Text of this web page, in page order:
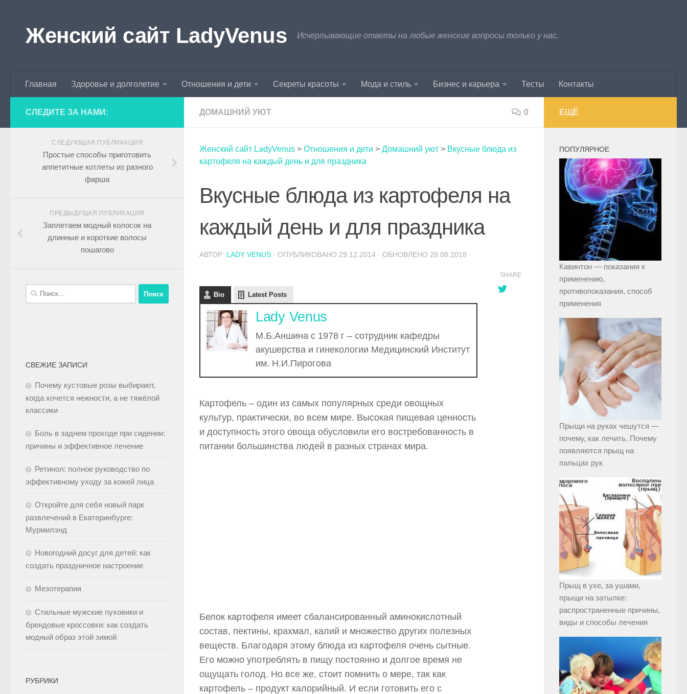
Женский сайт LadyVenus Исчерпывающие ответы на любые женские вопросы только у нас.
Главная Здоровье и долголетие Отношения и дети Секреты красоты Мода и стиль Бизнес и карьера Тесты Контакты
ДОМАШНИЙ УЮТ 0
Женский сайт LadyVenus > Отношения и дети > Домашний уют > Вкусные блюда из
картофеля на каждый день и для праздника
Вкусные блюда из картофеля на
каждый день и для праздника
АВТОР: LADY VENUS · ОПУБЛИКОВАНО 29.12.2014 · ОБНОВЛЕНО 28.08.2018
Bio Latest Posts
Lady Venus
М.Б.Аншина с 1978 г – сотрудник кафедры
акушерства и гинекологии Медицинский Институт
им. Н.И.Пирогова
Картофель – один из самых популярных среди овощных
культур, практически, во всем мире. Высокая пищевая ценность
и доступность этого овоща обусловили его востребованность в
питании большинства людей в разных странах мира.
Белок картофеля имеет сбалансированный аминокислотный
состав, пектины, крахмал, калий и множество других полезных
веществ. Благодаря этому блюда из картофеля очень сытные.
Его можно употреблять в пищу постоянно и долгое время не
ощущать голод. Но все же, стоит помнить о мере, так как
картофель – продукт калорийный. И если готовить его с
SHARE
СЛЕДИТЕ ЗА НАМИ:
СЛЕДУЮЩАЯ ПУБЛИКАЦИЯ
Простые способы приготовить
аппетитные котлеты из разного
фарша
ПРЕДЫДУЩАЯ ПУБЛИКАЦИЯ
Заплетаем модный колосок на
длинные и короткие волосы
пошагово
СВЕЖИЕ ЗАПИСИ
Почему кустовые розы выбирают,
когда хочется нежности, а не тяжёлой
классики
Боль в заднем проходе при сидении:
причины и эффективное лечение
Ретинол: полное руководство по
эффективному уходу за кожей лица
Откройте для себя новый парк
развлечений в Екатеринбурге:
Мурмилэнд
Новогодний досуг для детей: как
создать праздничное настроение
Мезотерапия
Стильные мужские пуховики и
брендовые кроссовки: как создать
модный образ этой зимой
РУБРИКИ
ЕЩЁ
ПОПУЛЯРНОЕ
Кавинтон — показания к
применению,
противопоказания, способ
применения
Прыщи на руках чешутся —
почему, как лечить. Почему
появляются прыщ на
пальцах рук
Прыщ в ухе, за ушами,
прыщи на затылке:
распространенные причины,
виды и способы лечения